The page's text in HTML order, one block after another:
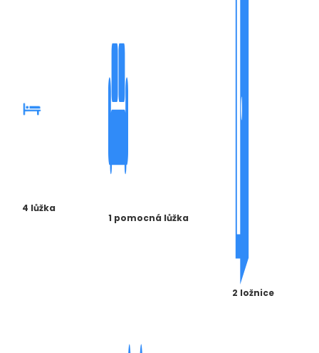
4 lůžka
1 pomocná lůžka
2 ložnice